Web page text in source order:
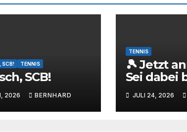
SCB! TENNIS
SCB!
2026 BERNHARD
TENNIS
🎾 Jetzt
Sei dabei
NK4
Open mit
Kiefer! 🔥
JULI 24, 2026